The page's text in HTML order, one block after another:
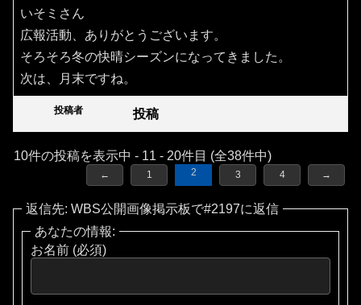
いそミさん
広報活動、ありがとうございます。
そろそろ冬の快晴シーズンになってきました。
次は、月末ですね。
投稿者 投稿
10件の投稿を表示中 - 11 - 20件目 (全38件中)
← 1 2 3 4 →
返信先: WBS公開画像掲示板で#2197に返信
あなたの情報:
お名前 (必須)